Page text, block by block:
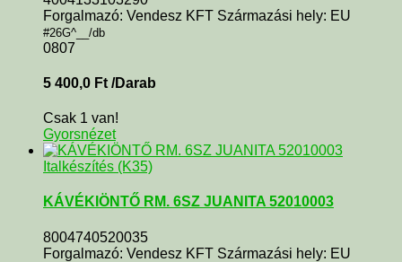
Forgalmazó: Vendesz KFT Származási hely: EU
#26G^__/db
0807
5 400,0 Ft /Darab
Csak 1 van!
Gyorsnézet
Italkészítés (K35)
KÁVÉKIÖNTŐ RM. 6SZ JUANITA 52010003
8004740520035
Forgalmazó: Vendesz KFT Származási hely: EU